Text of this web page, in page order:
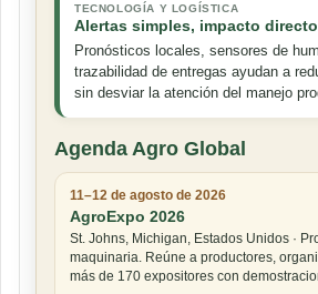
TECNOLOGÍA Y LOGÍSTICA
Alertas simples, impacto directo
Pronósticos locales, sensores de
trazabilidad de entregas ayudan a
sin desviar la atención del manejo
Agenda Agro Global
11–12 de agosto de 2026
AgroExpo 2026
St. Johns, Michigan, Estados Unidos ·
maquinaria. Reúne a productores,
más de 170 expositores con